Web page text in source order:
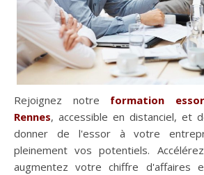
Rejoignez notre formation
Rennes, accessible en distanciel, et
donner de l'essor à votre
pleinement vos potentiels.
augmentez votre chiffre d'affaires